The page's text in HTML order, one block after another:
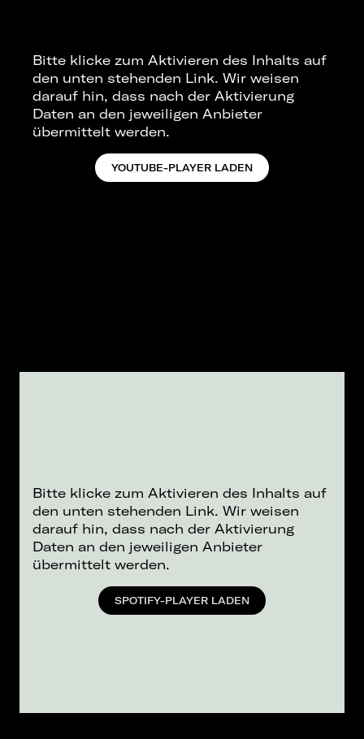
Bitte klicke zum Aktivieren des Inhalts auf
den unten stehenden Link. Wir weisen
darauf hin, dass nach der Aktivierung
Daten an den jeweiligen Anbieter
übermittelt werden.
YOUTUBE-PLAYER LADEN
Bitte klicke zum Aktivieren des Inhalts auf
den unten stehenden Link. Wir weisen
darauf hin, dass nach der Aktivierung
Daten an den jeweiligen Anbieter
übermittelt werden.
SPOTIFY-PLAYER LADEN